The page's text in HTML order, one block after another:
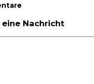
Nachricht